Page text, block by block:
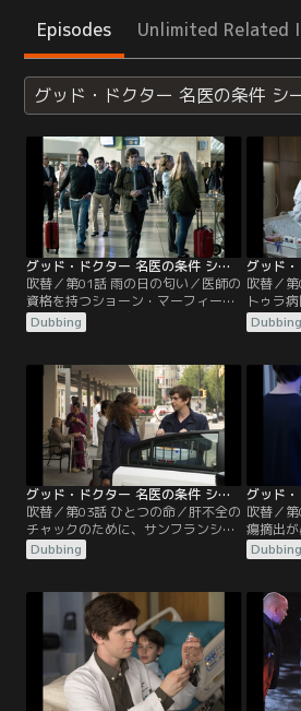
Episodes Unlimited Related
グッド・ドクター 名医の条件 シ
グッド・ドクター 名医の条件 シーズン1 第01話／吹替
吹替／第01話 雨の日の匂い／医師の
資格を持つショーン・マーフィー
は、自閉症でサヴァン症候群でもあ
る。サンノゼにある聖ボナベントゥ
記憶力を持ち空間認知能力にたけた
ショーンをレジデントとして採用し
ようとするが、院長の座を狙うアン
ドリュースは、採用を認めようとし
ない。そのころショーンは、サンノ
ゼの空港にいた。
Dubbing
吹替／
トゥラ
をしたシ
スであっ
かない
させる
者を診
部MRI
を越し
Dubbing
グッド・ドクター 名医の条件 シーズン1 第03話／吹替
吹替／第03話 ひとつの命／肝不全の
チャックのために、サンフランシス
コの病院へ移植用の肝臓を取りに行
ったショーンとクレア。摘出から移
臓は2人が到着したとき、すでに摘
出から3時間が経過していた。濃霧
のためヘリコプターが飛べず、救急
車も出払っており、ショーンとクレ
アはパトカーに乗って聖ボナベント
ゥラ病院を目指す。
Dubbing
吹替／
瘍摘出
のバーバ
血栓がで
を勧め
がリス
ンデス
にバー
を開く
う。
Dubbing